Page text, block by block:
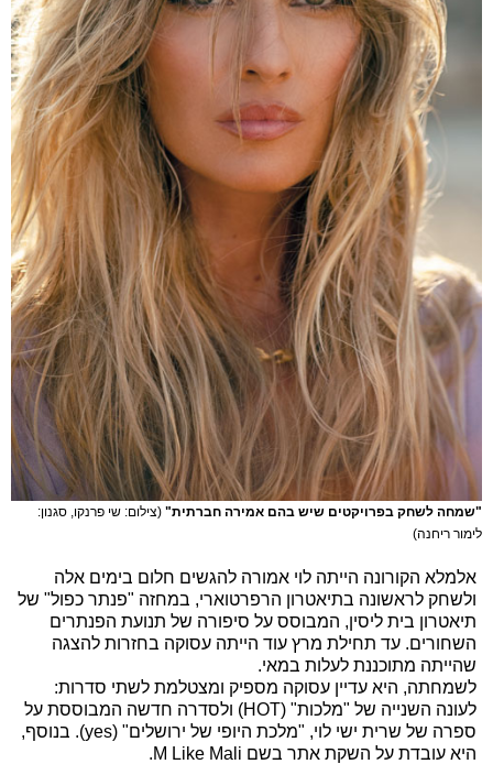
"שמחה לשחק בפרויקטים שיש בהם אמירה חברתית" (צילום: שי פרנקו, סגנון:
לימור ריחנה)
אלמלא הקורונה הייתה לוי אמורה להגשים חלום בימים אלה
ולשחק לראשונה בתיאטרון הרפרטוארי, במחזה "פנתר כפול" של
תיאטרון בית ליסין, המבוסס על סיפורה של תנועת הפנתרים
השחורים. עד תחילת מרץ עוד הייתה עסוקה בחזרות להצגה
שהייתה מתוכננת לעלות במאי.
לשמחתה, היא עדיין עסוקה מספיק ומצטלמת לשתי סדרות:
לעונה השנייה של "מלכות" (HOT) ולסדרה חדשה המבוססת על
ספרה של שרית ישי לוי, "מלכת היופי של ירושלים" (yes). בנוסף,
היא עובדת על השקת אתר בשם M Like Mali.